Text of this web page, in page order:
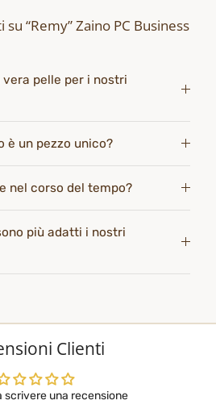
“Remy” Zaino PC Business
pelle per i nostri
è un pezzo unico?
nel corso del tempo?
più adatti i nostri
Clienti
scrivere una recensione